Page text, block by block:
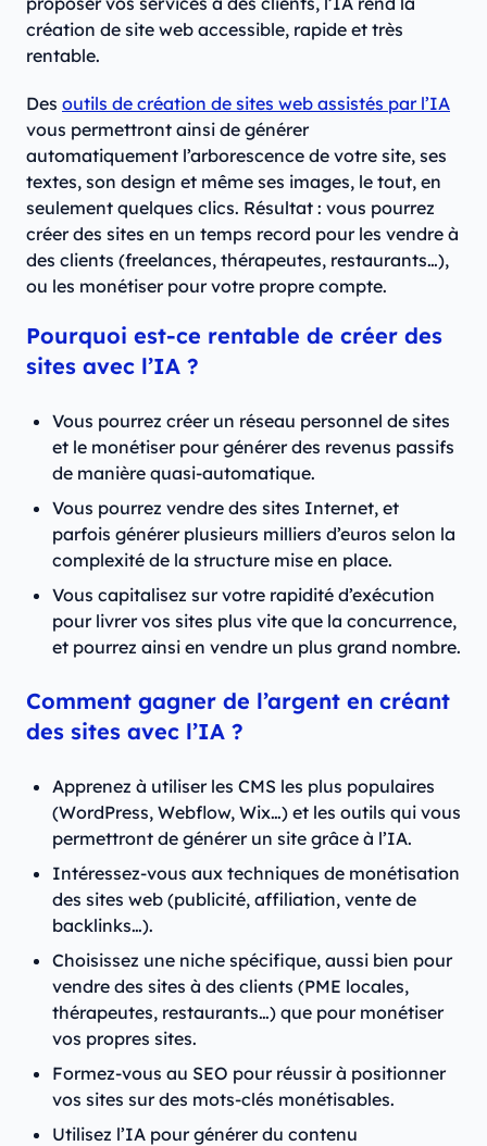
création de site web accessible, rapide et très
rentable.
Des outils de création de sites web assistés par l’IA
vous permettront ainsi de générer
automatiquement l’arborescence de votre site, ses
textes, son design et même ses images, le tout, en
seulement quelques clics. Résultat : vous pourrez
créer des sites en un temps record pour les vendre à
des clients (freelances, thérapeutes, restaurants…),
ou les monétiser pour votre propre compte.
Pourquoi est-ce rentable de créer des
sites avec l’IA ?
Vous pourrez créer un réseau personnel de sites
et le monétiser pour générer des revenus passifs
de manière quasi-automatique.
Vous pourrez vendre des sites Internet, et
parfois générer plusieurs milliers d’euros selon la
complexité de la structure mise en place.
Vous capitalisez sur votre rapidité d’exécution
pour livrer vos sites plus vite que la concurrence,
et pourrez ainsi en vendre un plus grand nombre.
Comment gagner de l’argent en créant
des sites avec l’IA ?
Apprenez à utiliser les CMS les plus populaires
(WordPress, Webflow, Wix…) et les outils qui vous
permettront de générer un site grâce à l’IA.
Intéressez-vous aux techniques de monétisation
des sites web (publicité, affiliation, vente de
backlinks…).
Choisissez une niche spécifique, aussi bien pour
vendre des sites à des clients (PME locales,
thérapeutes, restaurants…) que pour monétiser
vos propres sites.
Formez-vous au SEO pour réussir à positionner
vos sites sur des mots-clés monétisables.
Utilisez l’IA pour générer du contenu